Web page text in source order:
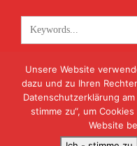
KONTAKT
info@volksmusik-
Unsere Website
dazu und zu Ihren
Datenschutzerklärung
stimme zu“, um
Website